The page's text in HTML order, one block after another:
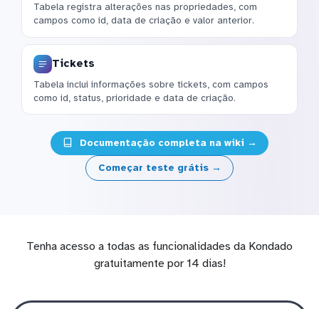
Tabela registra alterações nas propriedades, com
campos como id, data de criação e valor anterior.
Tickets
Tabela inclui informações sobre tickets, com campos
como id, status, prioridade e data de criação.
Documentação completa na wiki →
Começar teste grátis →
Tenha acesso a todas as funcionalidades da Kondado
gratuitamente por 14 dias!